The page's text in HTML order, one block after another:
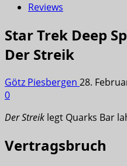
Reviews
Star Trek Deep
Der Streik
Götz Piesbergen 28.
0
Der Streik legt Quarks Bar
Vertragsbruch